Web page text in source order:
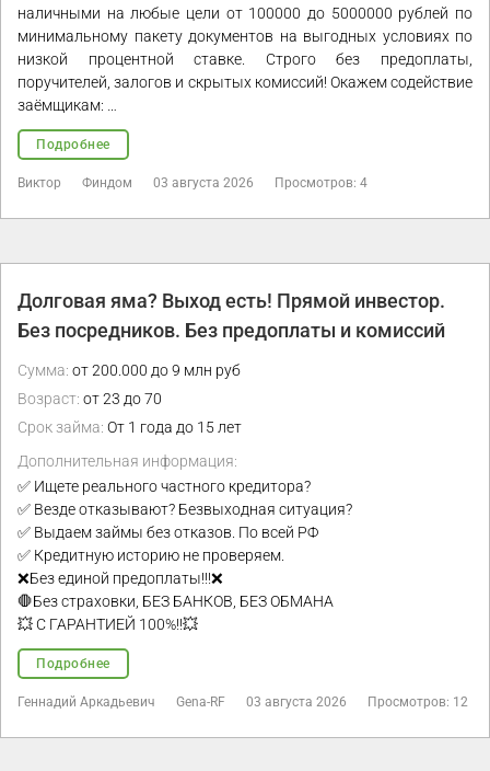
наличными на любые цели от 100000 до 5000000 рублей по
минимальному пакету документов на выгодных условиях по
низкой процентной ставке. Строго без предоплаты,
поручителей, залогов и скрытых комиссий! Окажем содействие
заёмщикам: …
Подробнее
Виктор Финдом 03 августа 2026 Просмотров: 4
Долговая яма? Выход есть! Прямой инвестор.
Без посредников. Без предоплаты и комиссий
Сумма: от 200.000 до 9 млн руб
Возраст: от 23 до 70
Срок займа: От 1 года до 15 лет
Дополнительная информация:
✅ Ищете реального частного кредитора?
✅ Везде отказывают? Безвыходная ситуация?
✅ Выдаем займы без отказов. По всей РФ
✅ Кредитную историю не проверяем.
❌Без единой предоплаты!!!❌
🛑Без страховки, БЕЗ БАНКОВ, БЕЗ ОБМАНА
💥 С ГАРАНТИЕЙ 100%!!💥
Подробнее
Геннадий Аркадьевич Gena-RF 03 августа 2026 Просмотров: 12